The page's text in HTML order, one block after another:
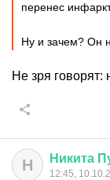
перенес
Ну и зачем? Он
Не зря говорят:
Н Никита
12:45,